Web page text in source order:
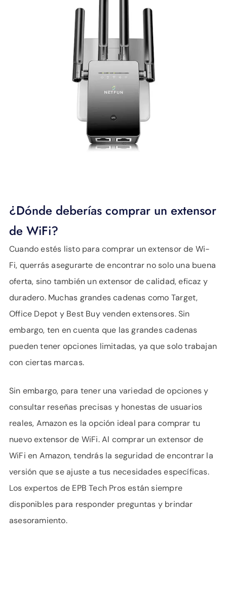
¿Dónde deberías comprar un extensor
de WiFi?
Cuando estés listo para comprar un extensor de Wi-
Fi, querrás asegurarte de encontrar no solo una buena
oferta, sino también un extensor de calidad, eficaz y
duradero. Muchas grandes cadenas como Target,
Office Depot y Best Buy venden extensores. Sin
embargo, ten en cuenta que las grandes cadenas
pueden tener opciones limitadas, ya que solo trabajan
con ciertas marcas.
Sin embargo, para tener una variedad de opciones y
consultar reseñas precisas y honestas de usuarios
reales, Amazon es la opción ideal para comprar tu
nuevo extensor de WiFi. Al comprar un extensor de
WiFi en Amazon, tendrás la seguridad de encontrar la
versión que se ajuste a tus necesidades específicas.
Los expertos de EPB Tech Pros están siempre
disponibles para responder preguntas y brindar
asesoramiento.